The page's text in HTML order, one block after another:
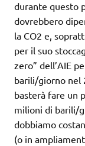
durante questo
dovrebbero
la CO2 e,
per il suo
zero” dell’AIE
barili/giorno nel
basterà fare un
milioni di barili/
dobbiamo
(o in